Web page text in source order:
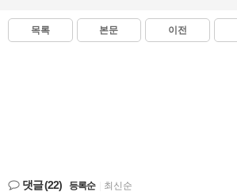
목록 본문 이전
댓글(22) 등록순 최신순